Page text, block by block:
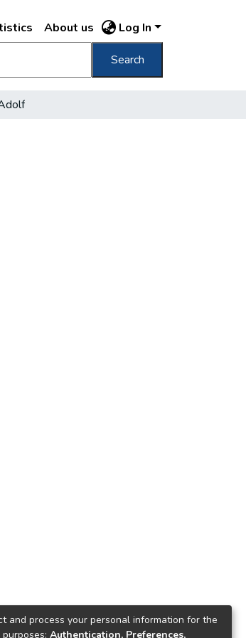
About us Log In
Search
and process your personal information for the
Authentication, Preferences,